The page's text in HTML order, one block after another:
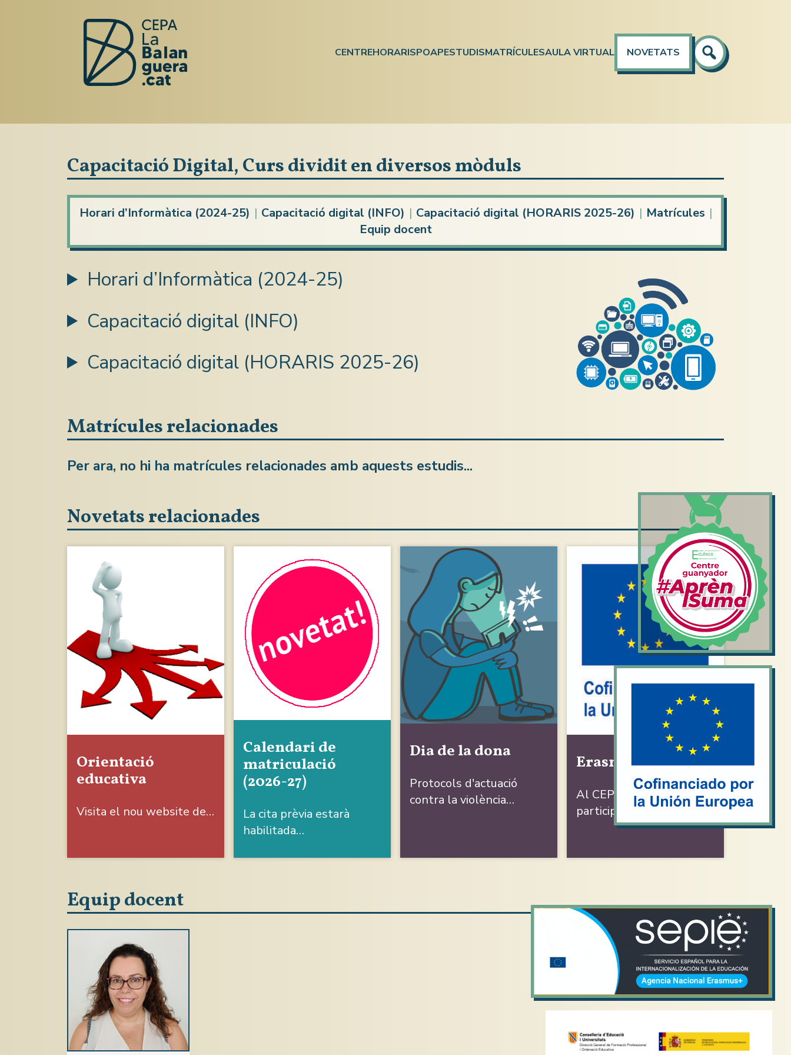
CENTREHORARISPOAPESTUDISMATRÍCULESAULA VIRTUAL NOVETATS
Capacitació Digital, Curs dividit en diversos mòduls
Horari d’Informàtica (2024-25) | Capacitació digital (INFO) | Capacitació digital (HORARIS 2025-26) | Matrícules |
Equip docent
Horari d’Informàtica (2024-25)
Capacitació digital (INFO)
Capacitació digital (HORARIS 2025-26)
Matrícules relacionades
Per ara, no hi ha matrícules relacionades amb aquests estudis...
Novetats relacionades
Orientació
educativa
Visita el nou website de…
Calendari de
matriculació
(2026-27)
La cita prèvia estarà
habilitada…
Dia de la dona
Protocols d'actuació
contra la violència…
Erasmus+
Al CEPA La Balanguera
participam…
Equip docent